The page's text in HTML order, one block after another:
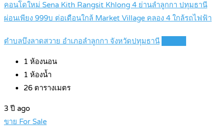
คอนโดใหม่ Sena Kith Rangsit Khlong 4 ย่านลำลูกกา ปทุมธานี
ผ่อนเพียง 999บ ต่อเดือนใกล้ Market Village คลอง 4 ใกล้รถไฟฟ้า
ตำบลบึงลาดสวาย อำเภอลำลูกกา จังหวัดปทุมธานี
1 ห้องนอน
1 ห้องน้ำ
26 ตารางเมตร
3 ปี ago
ขาย For Sale